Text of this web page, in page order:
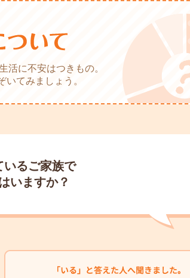
活に不安はつきもの。
いてみましょう。
いるご家族で
いますか？